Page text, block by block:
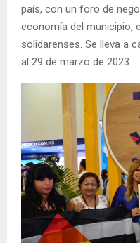
país, con un foro de
economía del municipio,
solidarenses. Se lleva a
al 29 de marzo de 2023.